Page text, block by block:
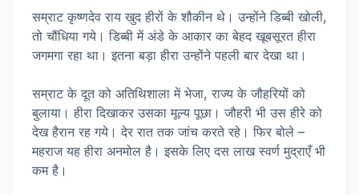
सम्राट कृष्णदेव राय खुद हीरों के शौकीन थे। उन्होंने डिब्बी खोली,
तो चौंधिया गये। डिब्बी में अंडे के आकार का बेहद खूबसूरत हीरा
जगमगा रहा था। इतना बड़ा हीरा उन्होंने पहली बार देखा था।
सम्राट के दूत को अतिथिशाला में भेजा, राज्य के जौहरियों को
बुलाया। हीरा दिखाकर उसका मूल्य पूछा। जौहरी भी उस हीरे को
देख हैरान रह गये। देर रात तक जांच करते रहे। फिर बोले –
महराज यह हीरा अनमोल है। इसके लिए दस लाख स्वर्ण मुद्राएँ भी
कम है।